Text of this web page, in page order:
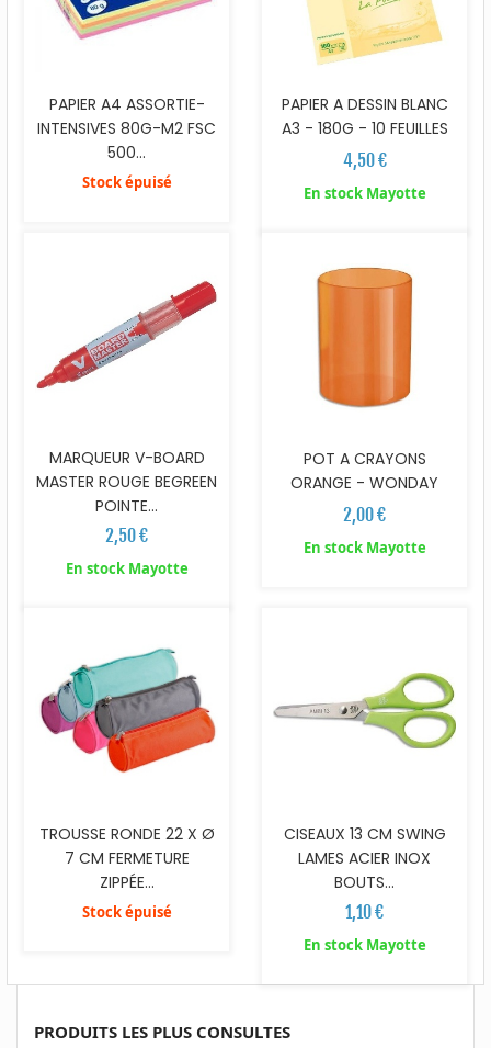
PAPIER A4 ASSORTIE-
INTENSIVES 80G-M2 FSC
500...
Stock épuisé
PAPIER A DESSIN BLANC
A3 - 180G - 10 FEUILLES
4,50 €
En stock Mayotte
MARQUEUR V-BOARD
MASTER ROUGE BEGREEN
POINTE...
2,50 €
En stock Mayotte
POT A CRAYONS
ORANGE - WONDAY
2,00 €
En stock Mayotte
TROUSSE RONDE 22 X Ø
7 CM FERMETURE
ZIPPÉE...
Stock épuisé
CISEAUX 13 CM SWING
LAMES ACIER INOX
BOUTS...
1,10 €
En stock Mayotte
PRODUITS LES PLUS CONSULTES